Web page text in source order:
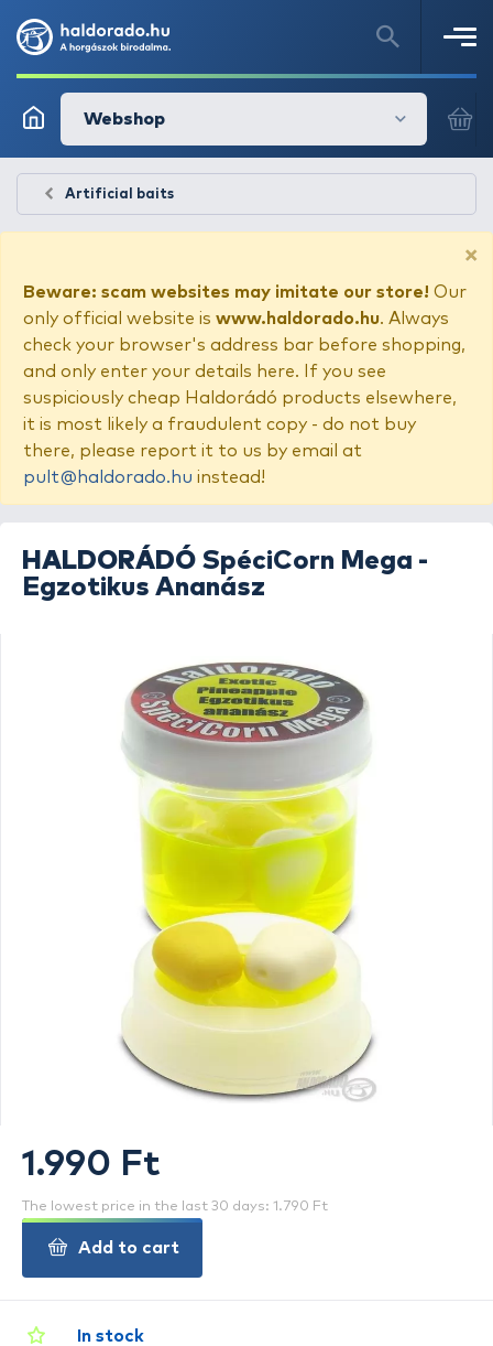
Webshop
Artificial baits
×
Beware: scam websites may imitate our store! Our
only official website is www.haldorado.hu. Always
check your browser's address bar before shopping,
and only enter your details here. If you see
suspiciously cheap Haldorádó products elsewhere,
it is most likely a fraudulent copy - do not buy
there, please report it to us by email at
pult@haldorado.hu instead!
HALDORÁDÓ SpéciCorn Mega -
Egzotikus Ananász
In stock
1.990 Ft
The lowest price in the last 30 days: 1.790 Ft
Add to cart